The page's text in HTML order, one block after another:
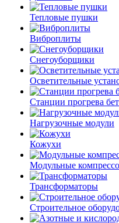
Тепловые пушки
Виброплиты
Снегоуборщики
Осветительные
Станции прогрева
Нагрузочные модули
Кожухи
Модульные
Трансформаторы
Строительное